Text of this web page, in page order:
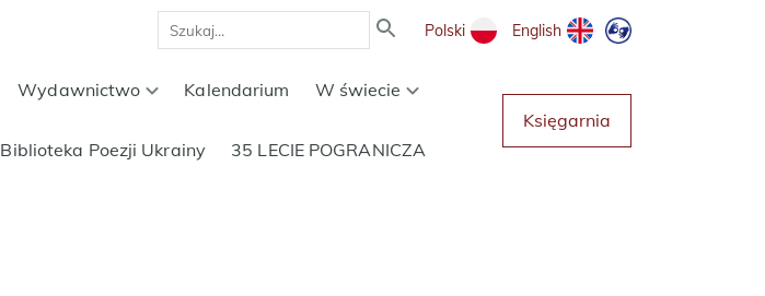
Polski English
Wydawnictwo Kalendarium W świecie
Biblioteka Poezji Ukrainy 35 LECIE POGRANICZA
Księgarnia